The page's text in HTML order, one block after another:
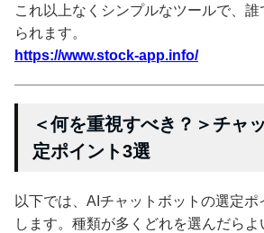
これ以上なくシンプルなツールで、
られます。
https://www.stock-app.info/
＜何を重視すべき？＞チャ
定ポイント3選
以下では、AIチャットボットの選定ポ
します。種類が多くどれを選んだら